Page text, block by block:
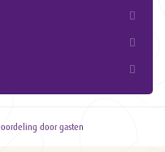
door gasten